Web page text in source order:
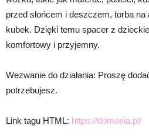
przed słońcem i deszczem, torba
kubek. Dzięki temu spacer z
komfortowy i przyjemny.
Wezwanie do działania: Proszę
potrzebujesz.
Link tagu HTML: https://domosia.pl/